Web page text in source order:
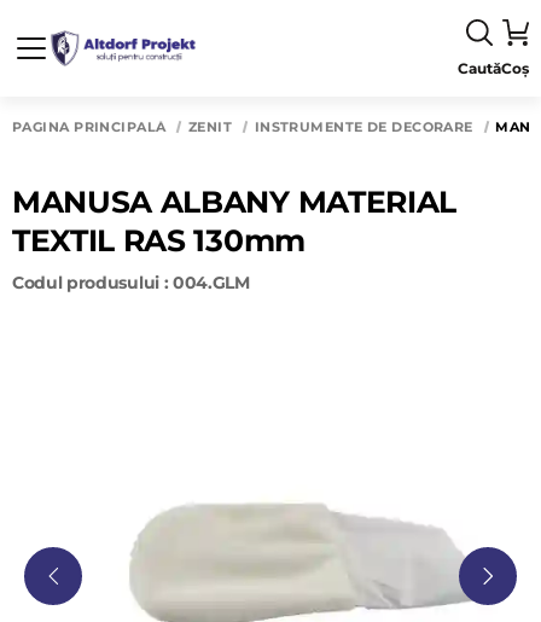
CautăCoș
PAGINA PRINCIPALĂ ZENIT INSTRUMENTE DE DECORARE
MANUSA ALBANY MATERIAL
TEXTIL RAS 130mm
Codul produsului : 004.GLM